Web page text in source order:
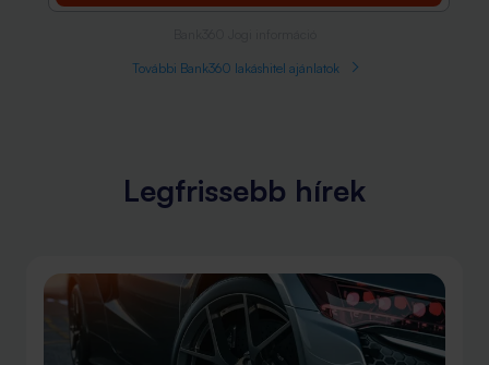
További Bank360 lakáshitel ajánlatok
Legfrissebb hírek